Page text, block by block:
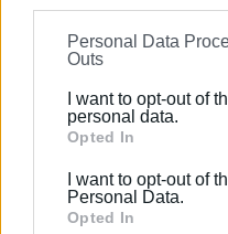
information may also be
on theIAB’s List of
further disclose it to
Please note that this
Google services and
behaviour. You may
Google and its third-
Personal Data
Outs
I want to opt-out of
personal data.
Opted In
I want to opt-out of
Personal Data.
Opted In
Εμφανίσεις: 154